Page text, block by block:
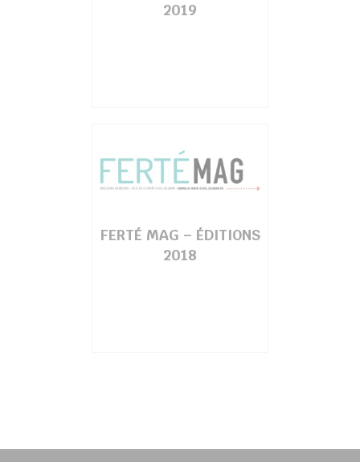
2019
FERTÉ MAG – ÉDITIONS
2018